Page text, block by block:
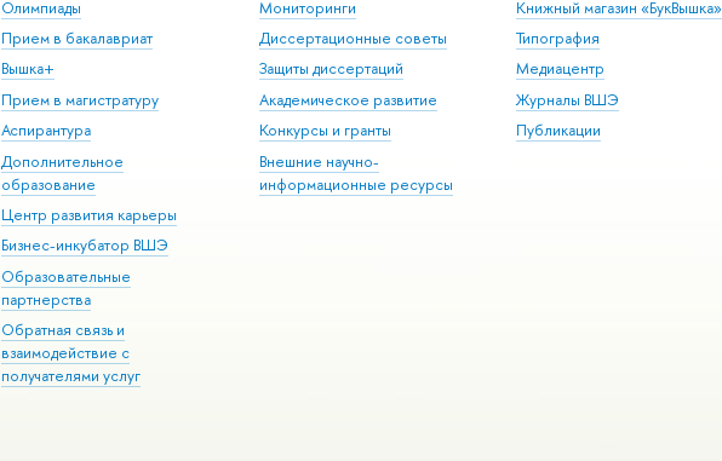
Олимпиады
Прием в бакалавриат
Вышка+
Прием в магистратуру
Аспирантура
Дополнительное
образование
Центр развития карьеры
Бизнес-инкубатор ВШЭ
Образовательные
партнерства
Обратная связь и
взаимодействие с
получателями услуг
Мониторинги
Диссертационные советы
Защиты диссертаций
Академическое развитие
Конкурсы и гранты
Внешние научно-
информационные ресурсы
Книжный магазин «БукВышка»
Типография
Медиацентр
Журналы ВШЭ
Публикации